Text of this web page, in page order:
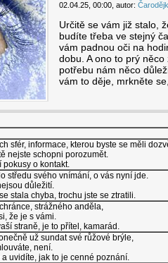
02.04.25, 00:00, autor:
Určitě se vám již stalo,
budíte třeba ve stejný
vám padnou oči na
dobu. A ono to prý
potřebu nám něco
vám to děje, mrkněte
sfér, informace, kterou byste se měli
nejste schopni porozumět.
pokusy o kontakt.
středu svého vnímání, o vás nyní jde.
důležití.
stala chyba, trochu jste se ztratili.
strážného anděla,
že je s vámi.
straně, je to přítel, kamarád.
už sundat své růžové brýle,
není.
a uvidíte, jak to je cenné poznání.